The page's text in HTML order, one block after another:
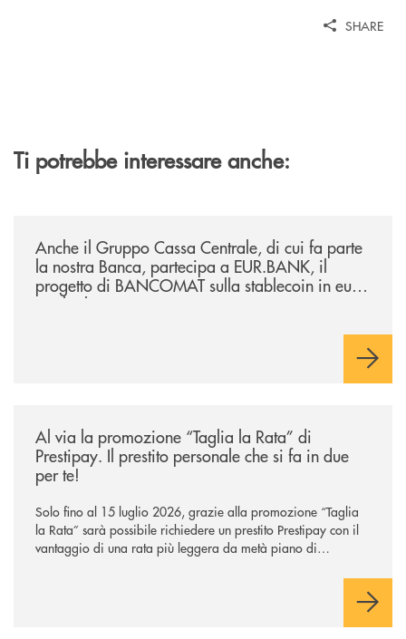
SHARE
Ti potrebbe interessare anche:
Anche il Gruppo Cassa Centrale, di cui fa parte
la nostra Banca, partecipa a EUR.BANK, il
progetto di BANCOMAT sulla stablecoin in euro
e sul relativo ecosistema
Al via la promozione “Taglia la Rata” di
Prestipay. Il prestito personale che si fa in due
per te!
Solo fino al 15 luglio 2026, grazie alla promozione “Taglia
la Rata” sarà possibile richiedere un prestito Prestipay con il
vantaggio di una rata più leggera da metà piano di